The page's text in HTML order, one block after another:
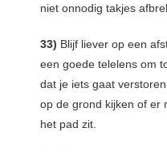
niet onnodig takjes
33) Blijf liever op een
een goede telelens om
dat je iets gaat
op de grond kijken of er
het pad zit.